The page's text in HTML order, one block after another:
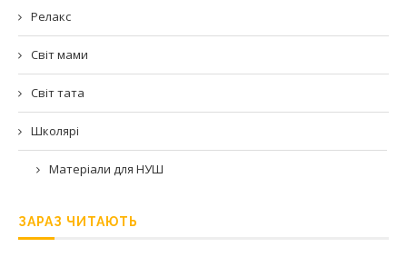
Релакс
Світ мами
Світ тата
Школярі
Матеріали для НУШ
ЗАРАЗ ЧИТАЮТЬ